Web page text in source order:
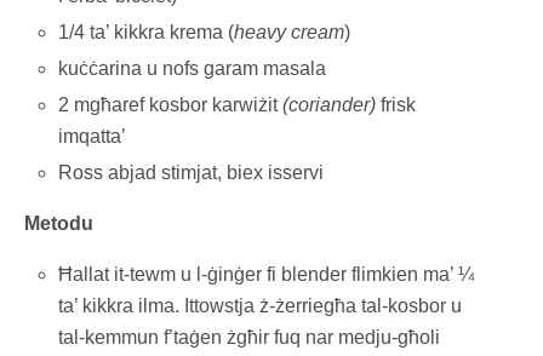
1/4 ta’ kikkra krema (heavy cream)
kuċċarina u nofs garam masala
2 mgħaref kosbor karwiżit(coriander) frisk
imqatta’
Ross abjad stimjat, biex isservi
Metodu
Ħallat it-tewm u l-ġinġer fi blender flimkien ma’ ¼
ta’ kikkra ilma. Ittowstja ż-żerriegħa tal-kosbor u
tal-kemmun f’taġen żgħir fuq nar medju-għoli